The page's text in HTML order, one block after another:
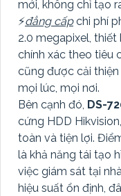
mới, không chỉ tạo
️⚡đẳng cấpchi phí
2.0 megapixel, thiết
chính xác theo tiêu
cũng được cải thiện
mọi lúc, mọi nơi.
Bên cạnh đó, DS-
cứng HDD
toàn và tiện lợi.
là khả năng tái tạo
việc giám sát tại
hiệu suất ổn định,